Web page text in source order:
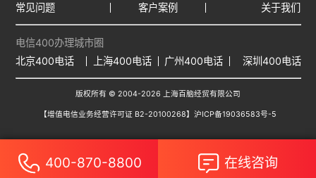
常见问题 客户案例 关于我们
电信400办理城市圈
北京400电话
上海400电话 广州400电话 深圳400电话
版权所有 © 2004-2026 上海百脑经贸有限公司
【增值电信业务经营许可证 B2-20100268】 沪ICP备19036583号-5
400-870-8800 在线咨询